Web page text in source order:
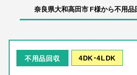
奈良県大和高田市 F様から不用品
不用品回収 4DK･4LDK